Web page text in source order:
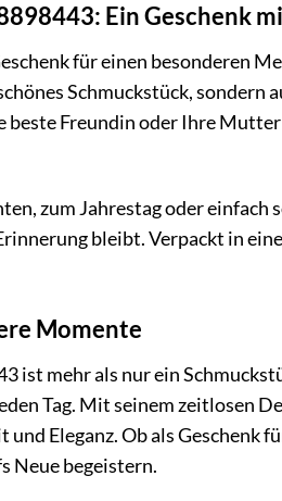
Ein Geschenk
für einen besonderen
Schmuckstück, sondern
beste Freundin oder Ihre
zum Jahrestag oder
bleibt. Verpackt in
Momente
ist mehr als nur ein
Tag. Mit seinem zeitlosen
Eleganz. Ob als Geschenk
Neue begeistern.